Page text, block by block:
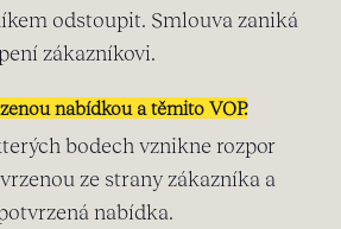
odstoupit. Smlouva zaniká
zákazníkovi.
nabídkou a těmito VOP.
bodech vznikne rozpor
ze strany zákazníka a
nabídka.